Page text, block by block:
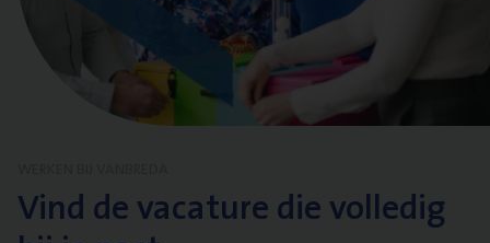
Vind de vacature die volledig